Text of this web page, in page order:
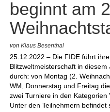
beginnt am
von Klaus Besenthal
25.12.2022 – Die FIDE führt
Blitzweltmeisterschaft in
durch: von Montag (2.
WM, Donnerstag und Freitag
zwei Turniere in den Kategorien
Unter den Teilnehmern